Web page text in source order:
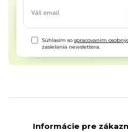
Súhlasím sospracovaním
zasielania newslettera.
Informácie pre